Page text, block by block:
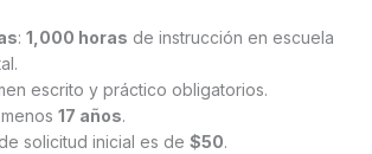
: 1,000 horas de instrucción en escuela
escrito y práctico obligatorios.
17 años.
solicitud inicial es de $50.